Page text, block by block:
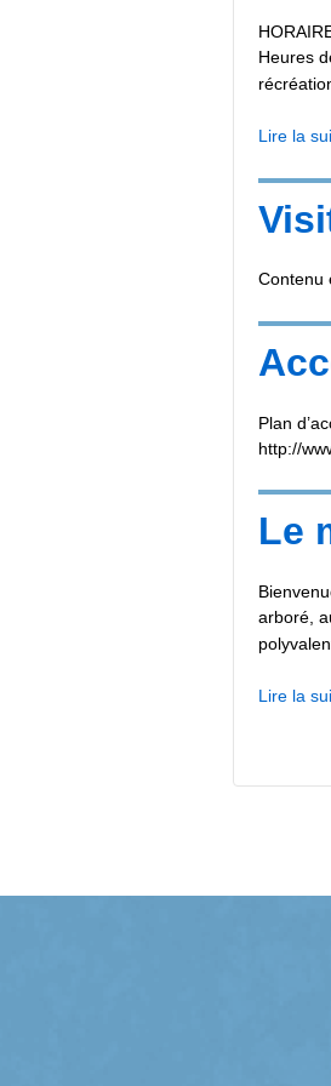
Heures
Lire la
Contenu
Plan
http://
Le
arboré,
Lire la